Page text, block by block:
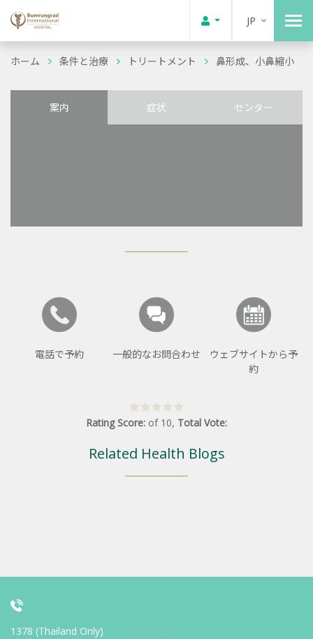
JP
ホーム 条件と治療 トリートメント 鼻形成、小鼻縮小
案内 症状 センター
電話で予約 一般的なお問合わせ
ウェブサイトから予
約
Rating Score: of 10, Total Vote:
Related Health Blogs
1378 (Thailand Only)